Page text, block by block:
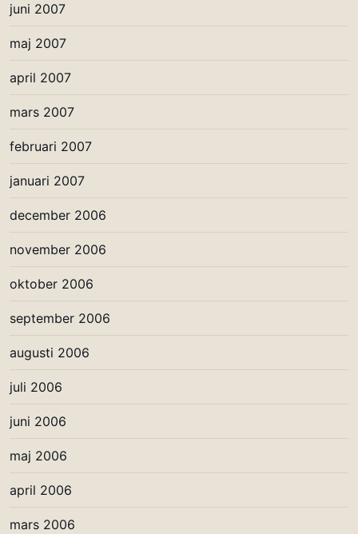
juni 2007
maj 2007
april 2007
mars 2007
februari 2007
januari 2007
december 2006
november 2006
oktober 2006
september 2006
augusti 2006
juli 2006
juni 2006
maj 2006
april 2006
mars 2006